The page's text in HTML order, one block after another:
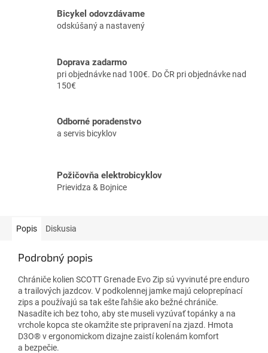
Bicykel odovzdávame
odskúšaný a nastavený
Doprava zadarmo
pri objednávke nad 100€. Do ČR pri objednávke nad
150€
Odborné poradenstvo
a servis bicyklov
Požičovňa elektrobicyklov
Prievidza & Bojnice
Popis Diskusia
Podrobný popis
Chrániče kolien SCOTT Grenade Evo Zip sú vyvinuté pre enduro
a trailových jazdcov. V podkolennej jamke majú celoprepínací
zips a používajú sa tak ešte ľahšie ako bežné chrániče.
Nasadíte ich bez toho, aby ste museli vyzúvať topánky a na
vrchole kopca ste okamžite ste pripravení na zjazd. Hmota
D3O® v ergonomickom dizajne zaistí kolenám komfort
a bezpečie.